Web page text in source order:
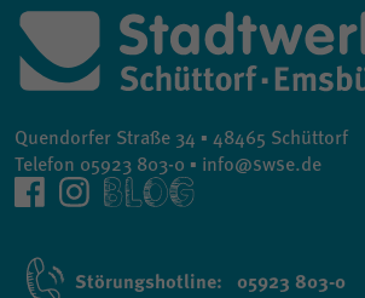
Quendorfer Straße 34 ▪ 48465 Schüttorf
Telefon 05923 803-0 ▪ info@swse.de
Störungshotline: 05923 803-0